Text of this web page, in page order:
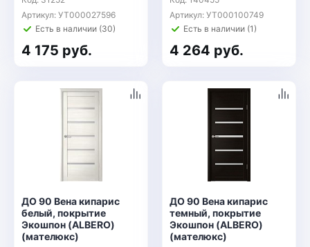
Артикул: УТ000027596
Есть в наличии (30)
4 175 руб.
Артикул: УТ000100749
Есть в наличии (1)
4 264 руб.
ДО 90 Вена кипарис
белый, покрытие
Экошпон (ALBERO)
(мателюкс)
ДО 90 Вена кипарис
темный, покрытие
Экошпон (ALBERO)
(мателюкс)